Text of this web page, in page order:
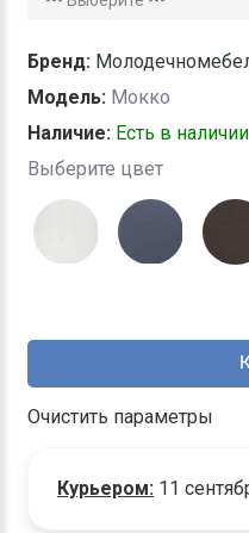
Бренд:
Модель: Мокко
Наличие: Есть в наличии
Выберите цвет
Очистить параметры
Курьером: 11